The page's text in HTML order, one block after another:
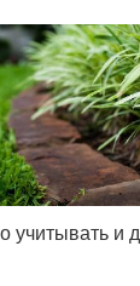
и